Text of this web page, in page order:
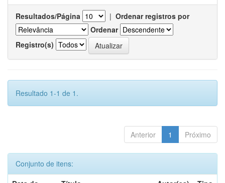
Resultados/Página | Ordenar registros por
Ordenar
Registro(s)
Resultado 1-1 de 1.
Anterior 1 Próximo
Conjunto de itens: